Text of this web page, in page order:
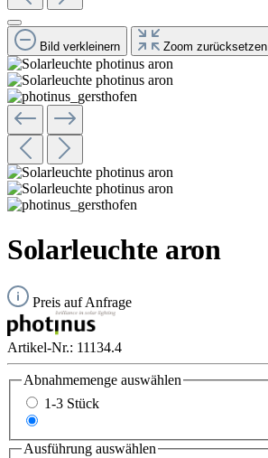
Bild verkleinern Zoom zurücksetzen
Solarleuchte aron
Preis auf Anfrage
Artikel-Nr.: 11134.4
Abnahmemenge auswählen
1-3 Stück
Ausführung auswählen